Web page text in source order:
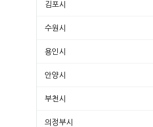
김포시
수원시
용인시
안양시
부천시
의정부시